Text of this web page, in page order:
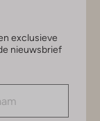
exclusieve
nieuwsbrief